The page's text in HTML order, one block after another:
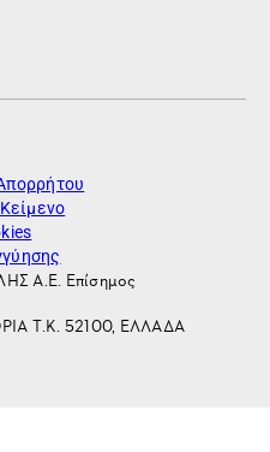
Α.Ε. Επίσημος
Τ.Κ. 52100, ΕΛΛΑΔΑ